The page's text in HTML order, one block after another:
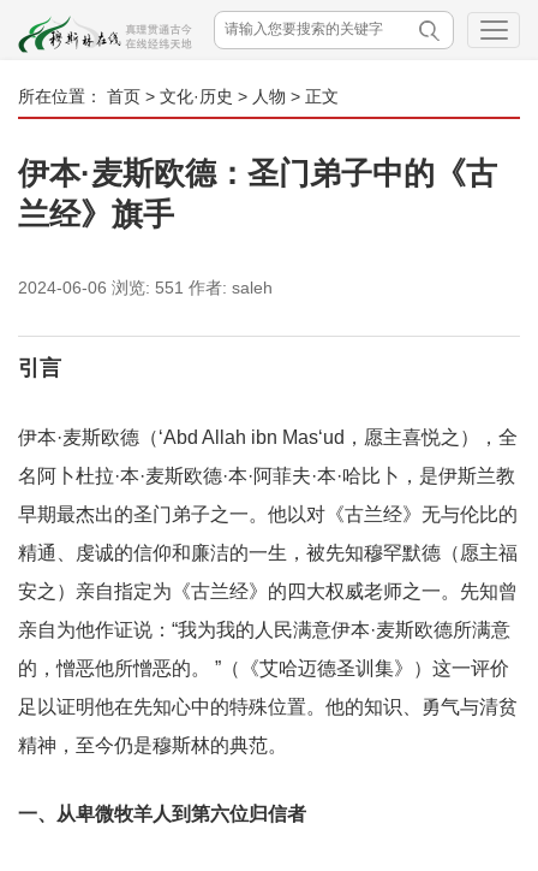
所在位置： 首页 > 文化·历史 > 人物 > 正文
伊本·麦斯欧德：圣门弟子中的《古
兰经》旗手
2024-06-06 浏览: 551 作者: saleh
引言
伊本·麦斯欧德（‘Abd Allah ibn Mas‘ud，愿主喜悦之），全
名阿卜杜拉·本·麦斯欧德·本·阿菲夫·本·哈比卜，是伊斯兰教
早期最杰出的圣门弟子之一。他以对《古兰经》无与伦比的
精通、虔诚的信仰和廉洁的一生，被先知穆罕默德（愿主福
安之）亲自指定为《古兰经》的四大权威老师之一。先知曾
亲自为他作证说：“我为我的人民满意伊本·麦斯欧德所满意
的，憎恶他所憎恶的。 ”（《艾哈迈德圣训集》）这一评价
足以证明他在先知心中的特殊位置。他的知识、勇气与清贫
精神，至今仍是穆斯林的典范。
一、从卑微牧羊人到第六位归信者